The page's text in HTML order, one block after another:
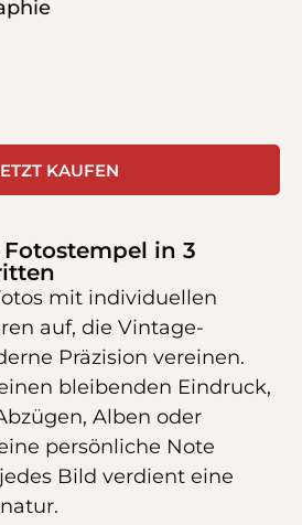
KAUFEN
in 3
mit individuellen
auf, die Vintage-
Präzision vereinen.
bleibenden Eindruck,
Alben oder
persönliche Note
Bild verdient eine